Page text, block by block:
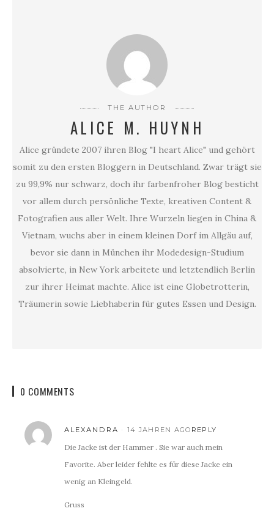
THE AUTHOR
ALICE M. HUYNH
Alice gründete 2007 ihren Blog "I heart Alice" und gehört
somit zu den ersten Bloggern in Deutschland. Zwar trägt sie
zu 99,9% nur schwarz, doch ihr farbenfroher Blog besticht
vor allem durch persönliche Texte, kreativen Content &
Fotografien aus aller Welt. Ihre Wurzeln liegen in China &
Vietnam, wuchs aber in einem kleinen Dorf im Allgäu auf,
bevor sie dann in München ihr Modedesign-Studium
absolvierte, in New York arbeitete und letztendlich Berlin
zur ihrer Heimat machte. Alice ist eine Globetrotterin,
Träumerin sowie Liebhaberin für gutes Essen und Design.
0 COMMENTS
ALEXANDRA 14 JAHREN AGO REPLY
Die Jacke ist der Hammer . Sie war auch mein
Favorite. Aber leider fehlte es für diese Jacke ein
wenig an Kleingeld.
Gruss